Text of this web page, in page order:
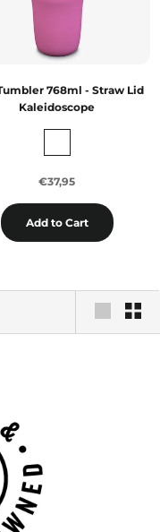
768ml - Straw Lid
Kaleidoscope
€37,95
Add to Cart